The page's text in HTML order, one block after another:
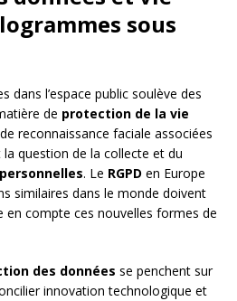
sous
dans l’espace public soulève des
de protection de la vie
reconnaissance faciale associées
question de la collecte et du
. Le RGPD en Europe
similaires dans le monde doivent
en compte ces nouvelles formes de
des données se penchent sur
innovation technologique et